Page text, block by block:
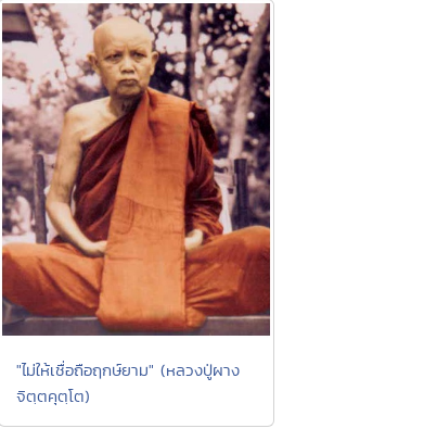
"ไม่ให้เชื่อถือฤกษ์ยาม" (หลวงปู่ผาง
จิตฺตคุตฺโต)